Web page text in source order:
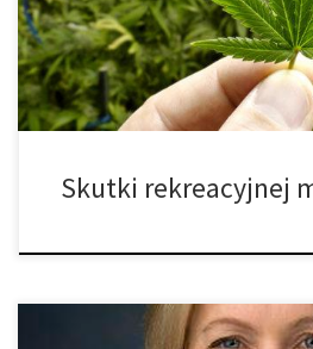
Obecnie 29 stanów w USA stworzyło
medyczne dotyczące marihuany, a
Skutki rekreacyjnej